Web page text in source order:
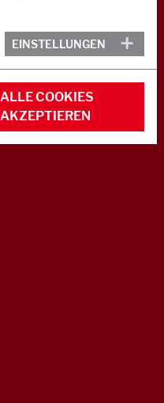
EINSTELLUNGEN
ALLE COOKIES
AKZEPTIEREN